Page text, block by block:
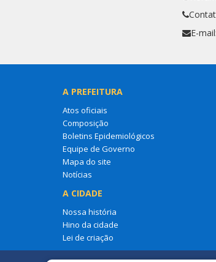
E-
A PREFEITURA
Atos oficiais
Composição
Boletins Epidemiológicos
Equipe de Governo
Mapa do site
Notícias
A CIDADE
Nossa história
Hino da cidade
Lei de criação